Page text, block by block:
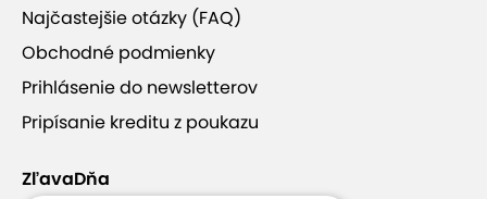
Thajské masáže La Flora
Najčastejšie otázky (FAQ)
Obchodné podmienky
Prihlásenie do newsletterov
Pripísanie kreditu z poukazu
ZľavaDňa